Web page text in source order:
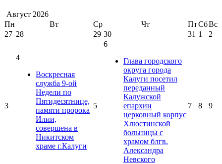
Август 2026
Пн
Вт Ср Чт ПтСбВс
27 28 29 30 31 1 2
3
4
Воскресная
служба 9-ой
Недели по
Пятидесятнице,
памяти пророка
Илии,
совершена в
Никитском
храме г.Калуги
5
6
Глава городского
округа города
Калуги посетил
переданный
Калужской
епархии
церковный корпус
Хлюстинской
больницы с
храмом блгв.
Александра
Невского
7 8 9